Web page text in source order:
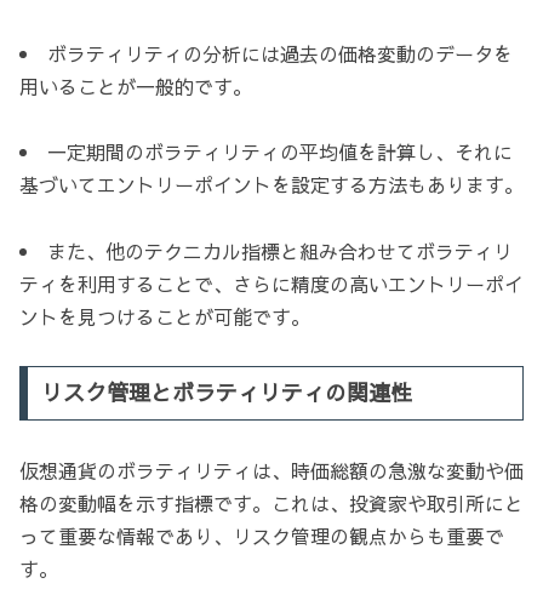
ボラティリティの分析には過去の価格変動のデータを
用いることが一般的です。
一定期間のボラティリティの平均値を計算し、それに
基づいてエントリーポイントを設定する方法もあります。
また、他のテクニカル指標と組み合わせてボラティリ
ティを利用することで、さらに精度の高いエントリーポイ
ントを見つけることが可能です。
リスク管理とボラティリティの関連性
仮想通貨のボラティリティは、時価総額の急激な変動や価
格の変動幅を示す指標です。これは、投資家や取引所にと
って重要な情報であり、リスク管理の観点からも重要で
す。